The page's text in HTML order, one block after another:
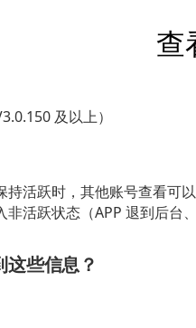
查
及以上）
活跃时，其他账号查看可
非活跃状态（APP 退到后台
些信息？